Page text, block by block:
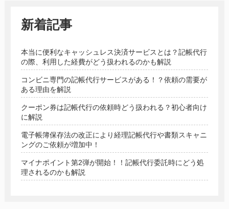
新着記事
本当に便利なキャッシュレス決済サービスとは？記帳代行
の際、利用した経費がどう扱われるのかも解説
コンビニ専門の記帳代行サービスがある！？依頼の需要が
ある理由を解説
クーポン券は記帳代行の依頼時どう扱われる？初心者向け
に解説
電子帳簿保存法の改正により経理記帳代行や書類スキャニ
ングのご依頼が増加中！
マイナポイント第2弾が開始！！記帳代行委託時にどう処
理されるのかも解説